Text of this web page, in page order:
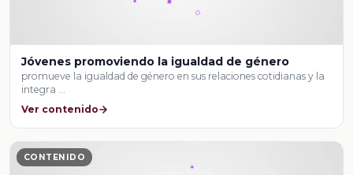
Jóvenes promoviendo la igualdad de género
promueve la igualdad de género en sus relaciones cotidianas y la
integra …
Ver contenido
CONTENIDO